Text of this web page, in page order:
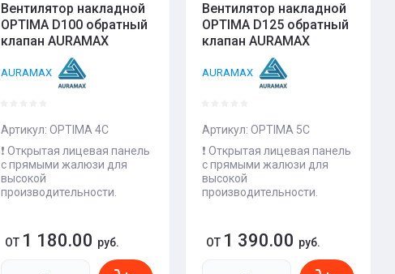
Вентилятор накладной
OPTIMA D100 обратный
клапан AURAMAX
AURAMAX
Артикул: OPTIMA 4C
❗️ Открытая лицевая панель
с прямыми жалюзи для
высокой
производительности.
ОТ 1 180.00 руб.
Вентилятор накладной
OPTIMA D125 обратный
клапан AURAMAX
AURAMAX
Артикул: OPTIMA 5C
❗️ Открытая лицевая панель
с прямыми жалюзи для
высокой
производительности.
ОТ 1 390.00 руб.